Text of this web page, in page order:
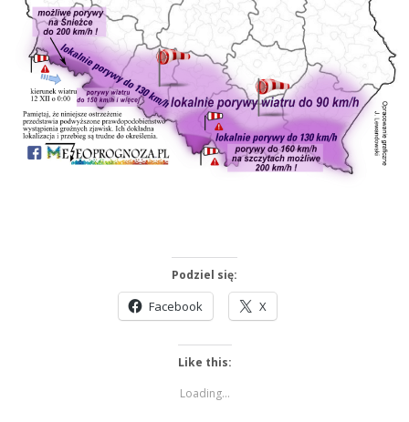
Podziel się:
Facebook X
Like this:
Loading...